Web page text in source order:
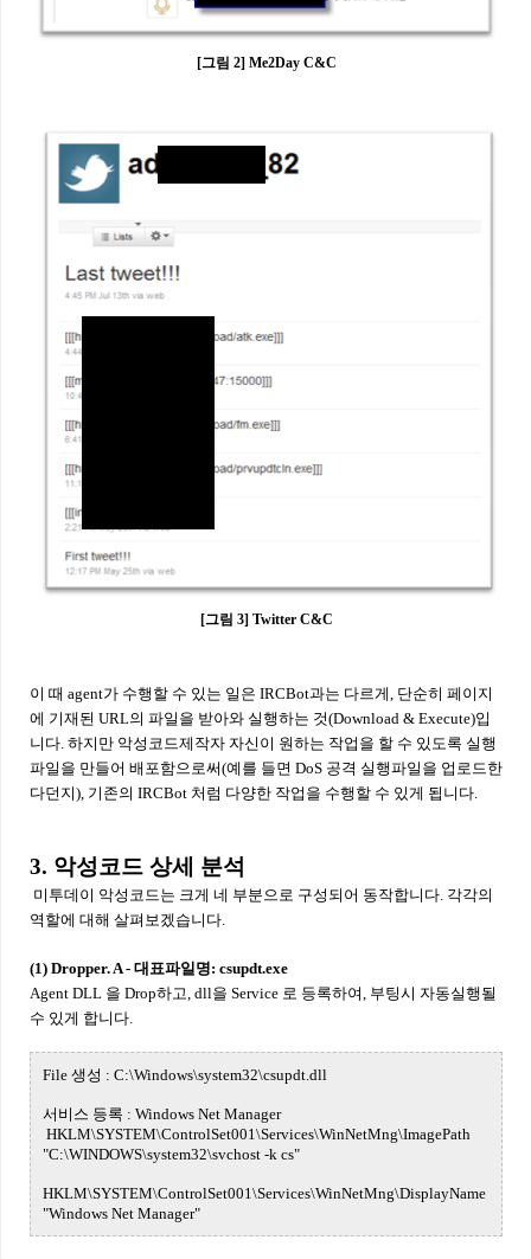
[그림 2] Me2Day C&C
[그림 3] Twitter C&C
이 때 agent가 수행할 수 있는 일은 IRCBot과는 다르게, 단순히 페이지
에 기재된 URL의 파일을 받아와 실행하는 것(Download & Execute)입
니다. 하지만 악성코드제작자 자신이 원하는 작업을 할 수 있도록 실행
파일을 만들어 배포함으로써(예를 들면 DoS 공격 실행파일을 업로드한
다던지), 기존의 IRCBot 처럼 다양한 작업을 수행할 수 있게 됩니다.
3. 악성코드 상세 분석
미투데이 악성코드는 크게 네 부분으로 구성되어 동작합니다. 각각의
역할에 대해 살펴보겠습니다.
(1) Dropper. A - 대표파일명: csupdt.exe
Agent DLL 을 Drop하고, dll을 Service 로 등록하여, 부팅시 자동실행될
수 있게 합니다.
File 생성 : C:\Windows\system32\csupdt.dll
서비스 등록 : Windows Net Manager
HKLM\SYSTEM\ControlSet001\Services\WinNetMng\ImagePath
"C:\WINDOWS\system32\svchost -k cs"
HKLM\SYSTEM\ControlSet001\Services\WinNetMng\DisplayName
"Windows Net Manager"